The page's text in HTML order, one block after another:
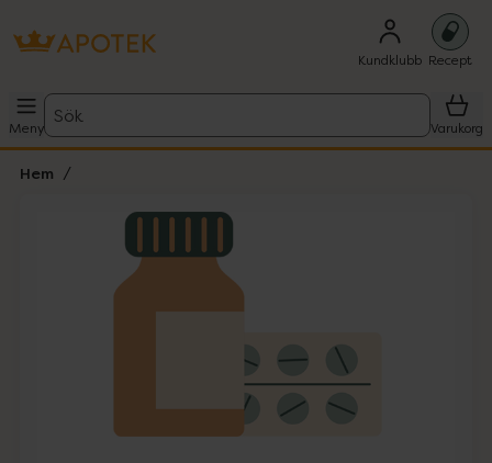
Kundklubb Recept
Meny
Sök
Varukorg
Hem
Lista: . Innehåller 1 objekt.